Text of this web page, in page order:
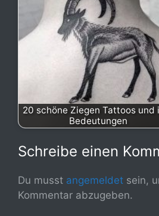
20 schöne Ziegen Tattoos und
Bedeutungen
Schreibe einen
Du musst angemeldet sein,
Kommentar abzugeben.